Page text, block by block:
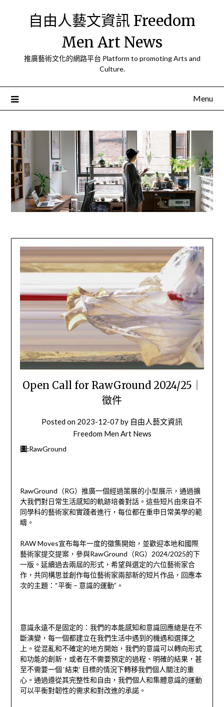
自由人藝文資訊 Freedom
Men Art News
推廣藝術文化的網路平台 Platform to promoting Arts and
Culture.
Menu
Open Call for RawGround 2024/25｜
徵件
Posted on 2023-12-07 by 自由人藝文資訊
Freedom Men Art News
圖:RawGround
RawGround（RG）推廣一個經過策展的小型展示，通過擴
大我們對日常生活感知的軌跡培養對話。這些短片由來自不
同學科的藝術家和實踐者進行，每位都在重申日常美學的範
疇。
RAW Moves宣布每年一度的徵集開始，並歡迎本地和國際
藝術家提交提案，參與RawGround（RG）2024/2025的下
一版。延續過去兩屆的形式，希望與選定的六位藝術家合
作，共同構思並創作每位藝術家兩部新的短片作品，回應本
次的主題：“平衡 – 意識的運動”。
意識永遠不是固定的：我們的本能感知和意識回應總是在不
斷演變，每一個都建立在我們生活中遇到的機遇和選擇之
上。從混亂和不確定的地方開始，我們的意識可以轉向形式
和功能的創新，或者在不需要預定的過程、明確的結果，甚
至不需要一個 ‘結束’ 目標的情況下轉移我們個人關注的重
心。通過遵從其完整性和自由，我們個人和集體意識的運動
可以平衡對韌性的需求和對改進的承諾。